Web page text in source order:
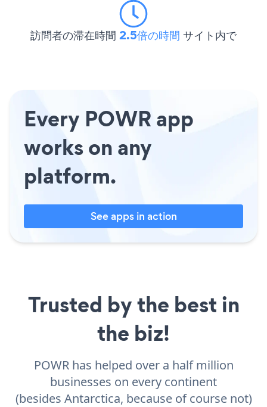
訪問者の滞在時間 2.5倍の時間 サイト内で
Every POWR app
works on any
platform.
See apps in action
Trusted by the best in
the biz!
POWR has helped over a half million
businesses on every continent
(besides Antarctica, because of course not)